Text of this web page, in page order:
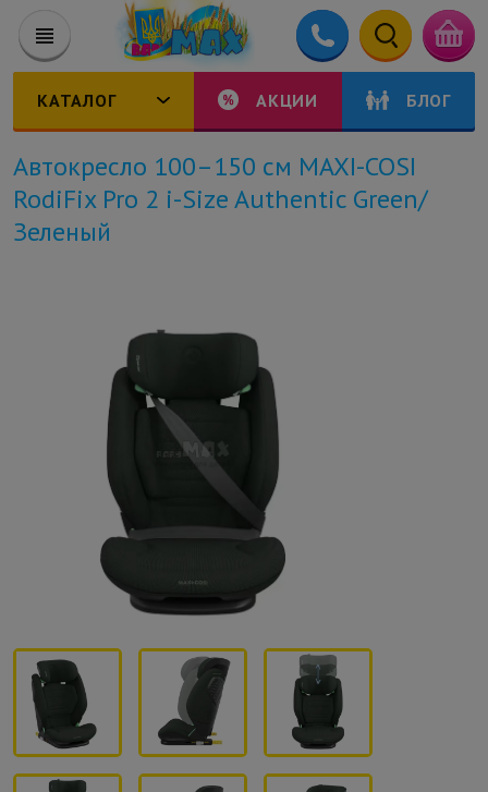
КАТАЛОГ АКЦИИ БЛОГ
Автокресло 100–150 см MAXI-COSI
RodiFix Pro 2 i-Size Authentic Green/
Зеленый